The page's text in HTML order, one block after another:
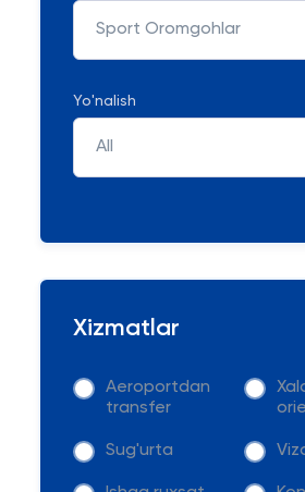
Sport Oromgohlar
Yo'nalish
All
Xizmatlar
Aeroportdan
transfer
Sug'urta